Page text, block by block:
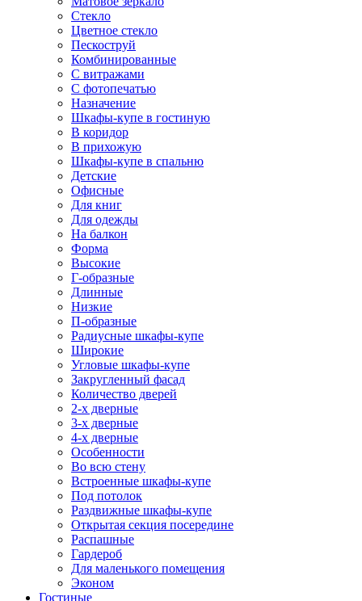
Стекло
Цветное стекло
Пескоструй
Комбинированные
С витражами
С фотопечатью
Назначение
Шкафы-купе в гостиную
В коридор
В прихожую
Шкафы-купе в спальню
Детские
Офисные
Для книг
Для одежды
На балкон
Форма
Высокие
Г-образные
Длинные
Низкие
П-образные
Радиусные шкафы-купе
Широкие
Угловые шкафы-купе
Закругленный фасад
Количество дверей
2-х дверные
3-х дверные
4-х дверные
Особенности
Во всю стену
Встроенные шкафы-купе
Под потолок
Раздвижные шкафы-купе
Открытая секция посередине
Распашные
Гардероб
Для маленького помещения
Эконом
Гостиные